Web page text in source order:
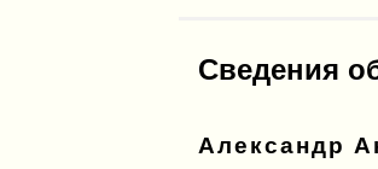
Сведения
Александр